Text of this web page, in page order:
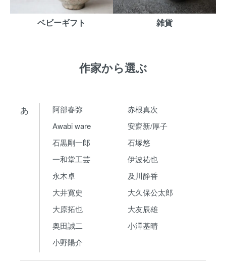
ベビーギフト 雑貨
作家から選ぶ
あ 阿部春弥
赤根真次
Awabi ware
安齋新/厚子
石黒剛一郎
石塚悠
一和堂工芸
伊波祐也
永木卓
及川静香
大井寛史
大久保公太郎
大原拓也
大友辰雄
奥田誠二
小澤基晴
小野陽介